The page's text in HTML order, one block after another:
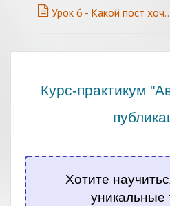
Урок 6 - Какой пост хочется дочитать до конца?
Курс-практикум
Хотите
уникальные